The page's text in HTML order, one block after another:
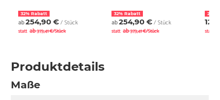
32% Rabatt
ab254,90 €/ Stück
statt ab373,41 €/Stück
32% Rabatt
ab254,90 €/ Stück
statt ab373,41 €/Stück
28%
statt
Produktdetails
Maße